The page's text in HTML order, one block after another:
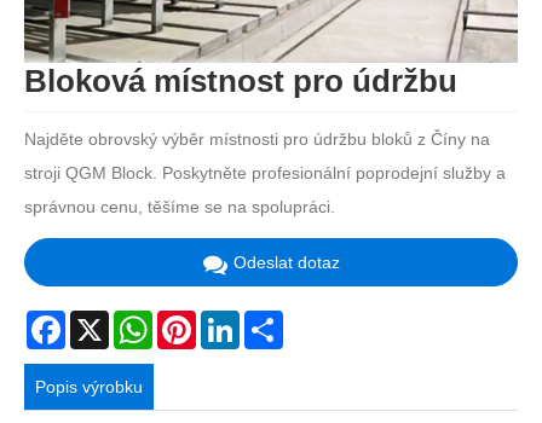
Bloková místnost pro údržbu
Najděte obrovský výběr místnosti pro údržbu bloků z Číny na
stroji QGM Block. Poskytněte profesionální poprodejní služby a
správnou cenu, těšíme se na spolupráci.
Odeslat dotaz
Facebook
X WhatsAppPinterestLinkedIn
Popis výrobku